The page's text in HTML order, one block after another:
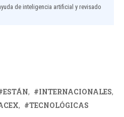
de inteligencia artificial y revisado
ESTÁN
INTERNACIONALES
TECNOLÓGICAS